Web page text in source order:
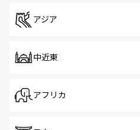
アジア
中近東
アフリカ